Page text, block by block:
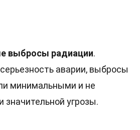
выбросы радиации.
аварии, выбросы
минимальными и не
значительной угрозы.